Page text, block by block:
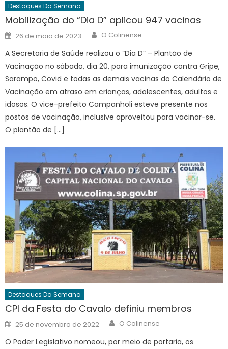
Destaques Da Semana
Mobilização do “Dia D” aplicou 947 vacinas
Posted
on
26 de maio de 2023 Author
O Colinense
A Secretaria de Saúde realizou o “Dia D” – Plantão de
Vacinação no sábado, dia 20, para imunização contra Gripe,
Sarampo, Covid e todas as demais vacinas do Calendário de
Vacinação em atraso em crianças, adolescentes, adultos e
idosos. O vice-prefeito Campanholi esteve presente nos
postos de vacinação, inclusive aproveitou para vacinar-se.
O plantão de […]
Destaques Da Semana
CPI da Festa do Cavalo definiu membros
Posted
on
25 de novembro de 2022 Author
O Colinense
O Poder Legislativo nomeou, por meio de portaria, os